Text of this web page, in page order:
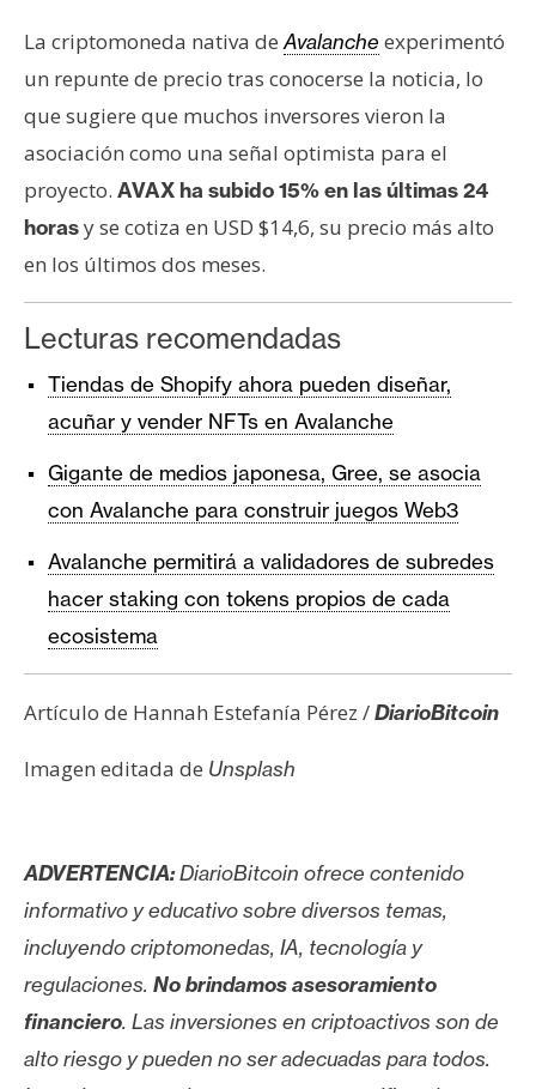
La criptomoneda nativa deAvalanche experimentó
un repunte de precio tras conocerse la noticia, lo
que sugiere que muchos inversores vieron la
asociación como una señal optimista para el
proyecto. AVAX ha subido 15% en las últimas 24
horasy se cotiza en USD $14,6, su precio más alto
en los últimos dos meses.
Lecturas recomendadas
Tiendas de Shopify ahora pueden diseñar,
acuñar y vender NFTs en Avalanche
Gigante de medios japonesa, Gree, se asocia
con Avalanche para construir juegos Web3
Avalanche permitirá a validadores de subredes
hacer staking con tokens propios de cada
ecosistema
Artículo de Hannah Estefanía Pérez /DiarioBitcoin
Imagen editada de Unsplash
ADVERTENCIA:DiarioBitcoin ofrece contenido
informativo y educativo sobre diversos temas,
incluyendo criptomonedas, IA, tecnología y
regulaciones. No brindamos asesoramiento
financiero. Las inversiones en criptoactivos son de
alto riesgo y pueden no ser adecuadas para todos.